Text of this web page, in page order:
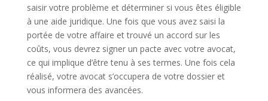
saisir votre problème et déterminer si vous êtes éligible
à une aide juridique. Une fois que vous avez saisi la
portée de votre affaire et trouvé un accord sur les
coûts, vous devrez signer un pacte avec votre avocat,
ce qui implique d’être tenu à ses termes. Une fois cela
réalisé, votre avocat s’occupera de votre dossier et
vous informera des avancées.